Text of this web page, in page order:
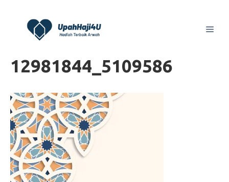
content
12981844_5109586